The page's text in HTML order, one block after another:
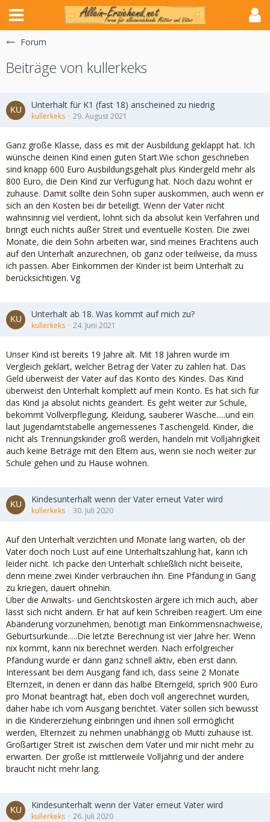
Forum
Beiträge von kullerkeks
Unterhalt für K1 (fast 18) anscheined zu niedrig
kullerkeks 29. August 2021
Ganz große Klasse, dass es mit der Ausbildung geklappt hat. Ich
wünsche deinen Kind einen guten Start.Wie schon geschrieben
sind knapp 600 Euro Ausbildungsgehalt plus Kindergeld mehr als
800 Euro, die Dein Kind zur Verfügung hat. Noch dazu wohnt er
zuhause. Damit sollte dein Sohn super auskommen, auch wenn er
sich an den Kosten bei dir beteiligt. Wenn der Vater nicht
wahnsinnig viel verdient, lohnt sich da absolut kein Verfahren und
bringt euch nichts außer Streit und eventuelle Kosten. Die zwei
Monate, die dein Sohn arbeiten war, sind meines Erachtens auch
auf den Unterhalt anzurechnen, ob ganz oder teilweise, da muss
ich passen. Aber Einkommen der Kinder ist beim Unterhalt zu
berücksichtigen. Vg
Unterhalt ab 18. Was kommt auf mich zu?
kullerkeks 24. Juni 2021
Unser Kind ist bereits 19 Jahre alt. Mit 18 Jahren wurde im
Vergleich geklärt, welcher Betrag der Vater zu zahlen hat. Das
Geld überweist der Vater auf das Konto des Kindes. Das Kind
überweist den Unterhalt komplett auf mein Konto. Es hat sich für
das Kind ja absolut nichts geändert. Es geht weiter zur Schule,
bekommt Vollverpflegung, Kleidung, sauberer Wäsche.....und ein
laut Jugendamtstabelle angemessenes Taschengeld. Kinder, die
nicht als Trennungskinder groß werden, handeln mit Volljährigkeit
auch keine Beträge mit den Eltern aus, wenn sie noch weiter zur
Schule gehen und zu Hause wohnen.
Kindesunterhalt wenn der Vater erneut Vater wird
kullerkeks 30. Juli 2020
Auf den Unterhalt verzichten und Monate lang warten, ob der
Vater doch noch Lust auf eine Unterhaltszahlung hat, kann ich
leider nicht. Ich packe den Unterhalt schließlich nicht beiseite,
denn meine zwei Kinder verbrauchen ihn. Eine Pfändung in Gang
zu kriegen, dauert ohnehin.
Über die Anwalts- und Gerichtskosten ärgere ich mich auch, aber
lässt sich nicht ändern. Er hat auf kein Schreiben reagiert. Um eine
Abänderung vorzunehmen, benötigt man Einkommensnachweise,
Geburtsurkunde.....Die letzte Berechnung ist vier Jahre her. Wenn
nix kommt, kann nix berechnet werden. Nach erfolgreicher
Pfändung wurde er dann ganz schnell aktiv, eben erst dann.
Interessant bei dem Ausgang fand ich, dass seine 2 Monate
Elternzeit, in denen er dann das halbe Elterngeld, sprich 900 Euro
pro Monat beantragt hat, eben doch voll angerechnet wurden,
daher habe ich vom Ausgang berichtet. Väter sollen sich bewusst
in die Kindererziehung einbringen und ihnen soll ermöglicht
werden, Elternzeit zu nehmen unabhängig ob Mutti zuhause ist.
Großartiger Streit ist zwischen dem Vater und mir nicht mehr zu
erwarten. Der große ist mittlerweile Volljährig und der andere
braucht nicht mehr lang.
Kindesunterhalt wenn der Vater erneut Vater wird
kullerkeks 26. Juli 2020